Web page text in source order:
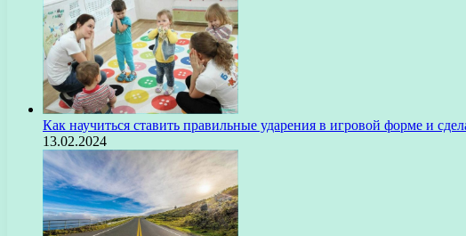
Как научиться ставить правильные ударения в игровой форме и
13.02.2024